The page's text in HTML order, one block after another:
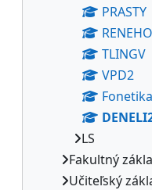
PRASTY
TLINGV
VPD2
Fonetika
LS
Fakultný
Učiteľský